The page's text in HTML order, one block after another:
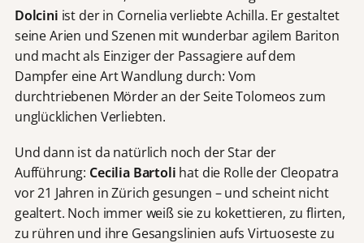
Dolcini ist der in Cornelia verliebte Achilla. Er gestaltet
seine Arien und Szenen mit wunderbar agilem Bariton
und macht als Einziger der Passagiere auf dem
Dampfer eine Art Wandlung durch: Vom
durchtriebenen Mörder an der Seite Tolomeos zum
unglücklichen Verliebten.
Und dann ist da natürlich noch der Star der
Aufführung: Cecilia Bartoli hat die Rolle der Cleopatra
vor 21 Jahren in Zürich gesungen – und scheint nicht
gealtert. Noch immer weiß sie zu kokettieren, zu flirten,
zu rühren und ihre Gesangslinien aufs Virtuoseste zu